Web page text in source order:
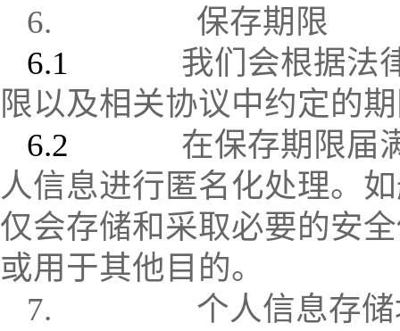
6. 保存期限
6.1 我们会根据法
限以及相关协议中约定的
6.2 在保存期限届
人信息进行匿名化处理。
仅会存储和采取必要的安
或用于其他目的。
7. 个人信息存